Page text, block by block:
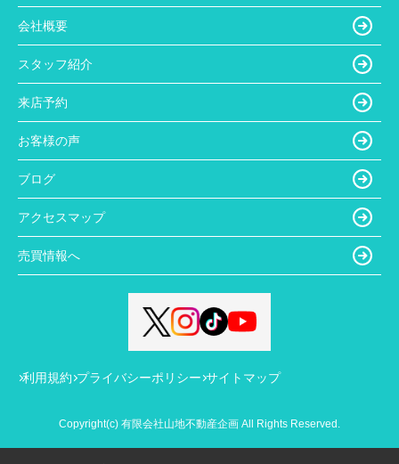
会社概要
スタッフ紹介
来店予約
お客様の声
ブログ
アクセスマップ
売買情報へ
利用規約 プライバシーポリシー サイトマップ
Copyright(c) 有限会社山地不動産企画 All Rights Reserved.